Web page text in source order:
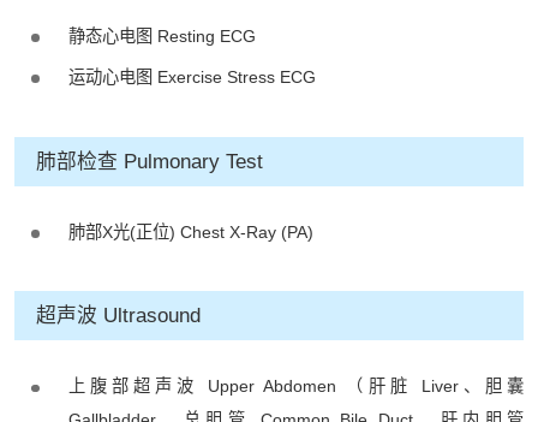
静态心电图 Resting ECG
运动心电图 Exercise Stress ECG
肺部检查 Pulmonary Test
肺部X光(正位) Chest X-Ray (PA)
超声波 Ultrasound
上腹部超声波 Upper Abdomen （肝脏 Liver、胆囊